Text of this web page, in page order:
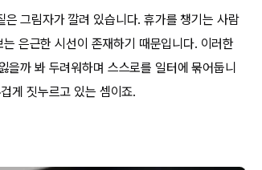
그림자가 깔려 있습니다. 휴가를 챙기는 사람
은근한 시선이 존재하기 때문입니다. 이러한
을까 봐 두려워하며 스스로를 일터에 묶어둡니
게 짓누르고 있는 셈이죠.